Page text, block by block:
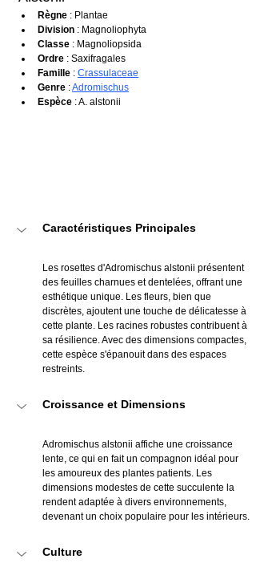
Règne : Plantae
Division : Magnoliophyta
Classe : Magnoliopsida
Ordre : Saxifragales
Famille : Crassulaceae
Genre : Adromischus
Espèce : A. alstonii
Caractéristiques Principales
Les rosettes d'Adromischus alstonii présentent
des feuilles charnues et dentelées, offrant une
esthétique unique. Les fleurs, bien que
discrètes, ajoutent une touche de délicatesse à
cette plante. Les racines robustes contribuent à
sa résilience. Avec des dimensions compactes,
cette espèce s'épanouit dans des espaces
restreints.
Croissance et Dimensions
Adromischus alstonii affiche une croissance
lente, ce qui en fait un compagnon idéal pour
les amoureux des plantes patients. Les
dimensions modestes de cette succulente la
rendent adaptée à divers environnements,
devenant un choix populaire pour les intérieurs.
Culture